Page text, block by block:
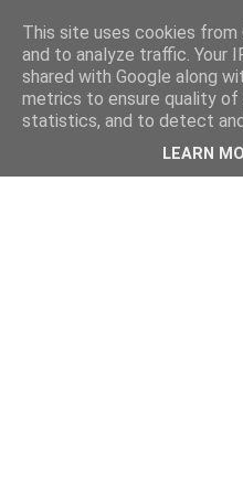
This site uses cookies
and to analyze traffic. Your
shared with Google along
metrics to ensure quality of
statistics, and to detect
LEARN